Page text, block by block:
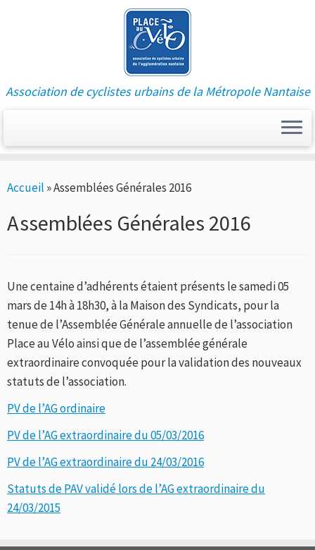
au
Association de cyclistes urbains de la Métropole Nantaise
Accueil »Assemblées Générales 2016
Assemblées Générales 2016
Une centaine d’adhérents étaient présents le samedi 05
mars de 14h à 18h30, à la Maison des Syndicats, pour la
tenue de l’Assemblée Générale annuelle de l’association
Place au Vélo ainsi que de l’assemblée générale
extraordinaire convoquée pour la validation des nouveaux
statuts de l’association.
PV de l’AG ordinaire
PV de l’AG extraordinaire du 05/03/2016
PV de l’AG extraordinaire du 24/03/2016
Statuts de PAV validé lors de l’AG extraordinaire du
24/03/2015